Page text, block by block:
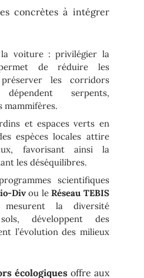
concrètes à intégrer
la voiture : privilégier la
de réduire les
les corridors
serpents,
mammifères.
et espaces verts en
espèces locales attire
favorisant ainsi la
les déséquilibres.
scientifiques
Divou leRéseau TEBIS
la diversité
développent des
l’évolution des milieux
écologiquesoffre aux